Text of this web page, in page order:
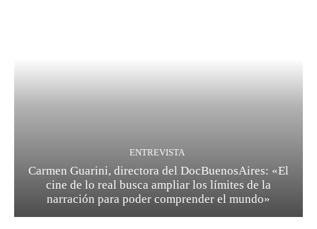
ENTREVISTA
Carmen Guarini, directora del DocBuenosAires: «El
cine de lo real busca ampliar los límites de la
narración para poder comprender el mundo»